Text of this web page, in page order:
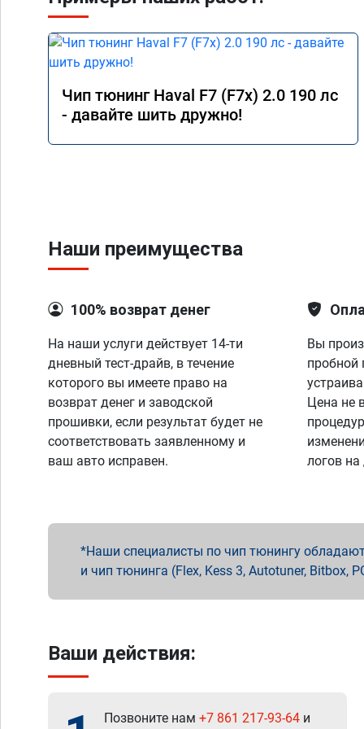
Чип тюнинг Haval F7 (F7x) 2.0 190 лс
- давайте шить дружно!
Наши преимущества
100% возврат денег
На наши услуги действует 14-ти
дневный тест-драйв, в течение
которого вы имеете право на
возврат денег и заводской
прошивки, если результат будет не
соответствовать заявленному и
ваш авто исправен.
Вы
пробной
Цена не
логов на
Наши специалисты по чип тюнингу
и чип тюнинга (Flex, Kess 3, Autotuner, Bitbox,
Ваши действия:
Позвоните нам +7 861 217-93-64 и